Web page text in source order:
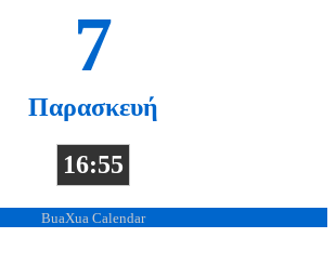
7
Παρασκευή
16:55
BuaXua Calendar